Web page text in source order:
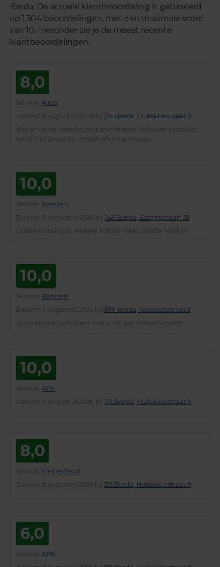
Breda. De actuele klantbeoordeling is gebaseerd
op 1.304 beoordelingen, met een maximale score
van 10. Hieronder zie je de meest recente
klantbeoordelingen.
8,0
Service Airco
Datum : 6 augustus 2026 bij 211 Breda, Huifakkerstraat 9
Kon er via de website zeer snel terecht. Info over tijdsduur
werd niet gegeven. Moest om nota vragen.
10,0
Service Banden
Datum : 6 augustus 2026 bij 248 Breda, Ettensebaan 23
Goede ontvangst, lekkere koffie helaas zonder koekje.
10,0
Service Banden
Datum : 5 augustus 2026 bij 379 Breda, Goeseelsstraat 3
Goed en snel geholpen met 4 nieuwe zomerbanden
10,0
Service APK
Datum : 4 augustus 2026 bij 211 Breda, Huifakkerstraat 9
8,0
Service Kleine Beurt
Datum : 3 augustus 2026 bij 211 Breda, Huifakkerstraat 9
6,0
Service APK